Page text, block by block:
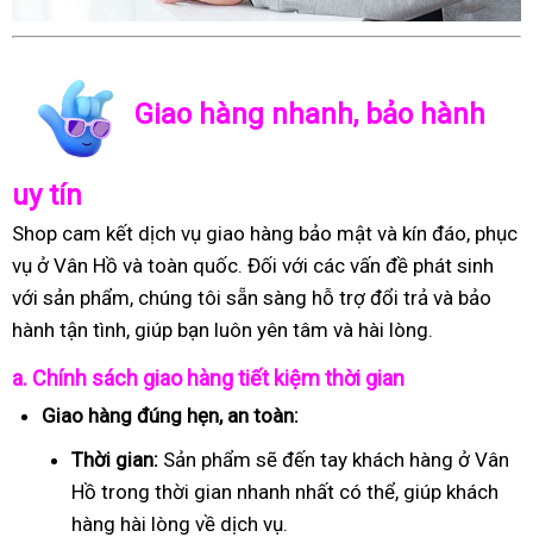
Giao hàng nhanh, bảo hành
uy tín
Shop cam kết dịch vụ giao hàng bảo mật và kín đáo, phục
vụ ở Vân Hồ và toàn quốc. Đối với các vấn đề phát sinh
với sản phẩm, chúng tôi sẵn sàng hỗ trợ đổi trả và bảo
hành tận tình, giúp bạn luôn yên tâm và hài lòng.
a. Chính sách giao hàng tiết kiệm thời gian
Giao hàng đúng hẹn, an toàn:
Thời gian: Sản phẩm sẽ đến tay khách hàng ở Vân
Hồ trong thời gian nhanh nhất có thể, giúp khách
hàng hài lòng về dịch vụ.